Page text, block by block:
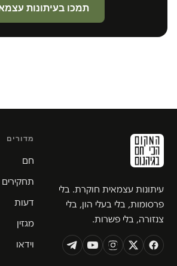
תמכו בעיתונות
עיתונות עצמאית חוקרת. בלי
פרסומות, בלי בעלי הון, בלי
צנזורה, בלי פשרות.
מדורים
חם
תחקירים
דעות
מגזין
וידאו